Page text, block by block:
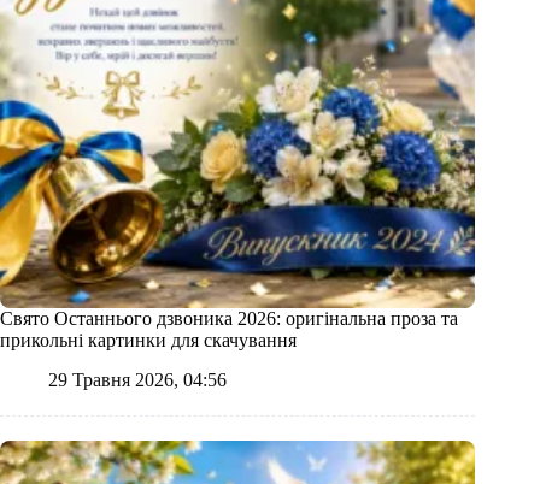
Свято Останнього дзвоника 2026: оригінальна проза та
прикольні картинки для скачування
29 Травня 2026, 04:56